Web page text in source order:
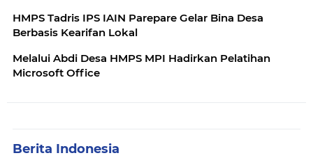
HMPS Tadris IPS IAIN Parepare Gelar Bina Desa
Berbasis Kearifan Lokal
Melalui Abdi Desa HMPS MPI Hadirkan Pelatihan
Microsoft Office
Berita Indonesia